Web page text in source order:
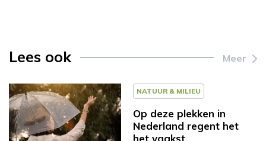
Lees ook Meer
NATUUR & MILIEU
Op deze plekken in
Nederland regent het
het vaakst